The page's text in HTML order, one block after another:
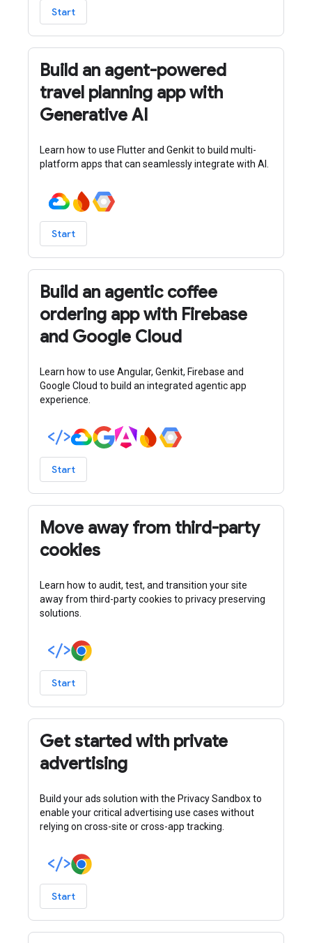
Start
Build an agent-powered
travel planning app with
Generative AI
Learn how to use Flutter and Genkit to build multi-
platform apps that can seamlessly integrate with AI.
Start
Build an agentic coffee
ordering app with Firebase
and Google Cloud
Learn how to use Angular, Genkit, Firebase and
Google Cloud to build an integrated agentic app
experience.
Start
Move away from third-party
cookies
Learn how to audit, test, and transition your site
away from third-party cookies to privacy preserving
solutions.
Start
Get started with private
advertising
Build your ads solution with the Privacy Sandbox to
enable your critical advertising use cases without
relying on cross-site or cross-app tracking.
Start